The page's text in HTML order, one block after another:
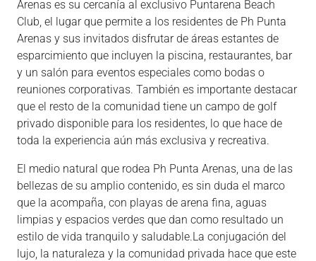
Arenas es su cercanía al exclusivo Puntarena Beach
Club, el lugar que permite a los residentes de Ph Punta
Arenas y sus invitados disfrutar de áreas estantes de
esparcimiento que incluyen la piscina, restaurantes, bar
y un salón para eventos especiales como bodas o
reuniones corporativas. También es importante destacar
que el resto de la comunidad tiene un campo de golf
privado disponible para los residentes, lo que hace de
toda la experiencia aún más exclusiva y recreativa.
El medio natural que rodea Ph Punta Arenas, una de las
bellezas de su amplio contenido, es sin duda el marco
que la acompaña, con playas de arena fina, aguas
limpias y espacios verdes que dan como resultado un
estilo de vida tranquilo y saludable.La conjugación del
lujo, la naturaleza y la comunidad privada hace que este